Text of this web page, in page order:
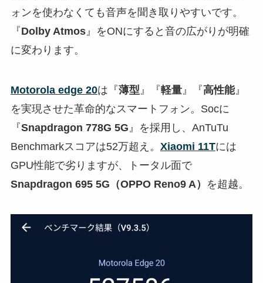
ォンを使わなくても音声を聞き取りやすいです。
『Dolby Atmos』をONにすると音の広がりが明確
に変わります。
Motorola edge 20は『薄型 』『軽量』『高性能』
を実現させた革命的なスマートフォン。Socに
『Snapdragon 778G 5G 』を採用し、AnTuTu
Benchmarkスコアは52万超え。 Xiaomi 11Tには
GPU性能で劣りますが、トータル面で
Snapdragon 695 5G（OPPO Reno9 A）
を超越。